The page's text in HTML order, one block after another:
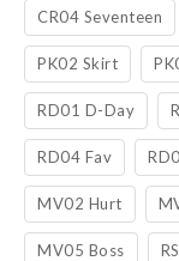
CR04 Seventeen
PK02 Skirt
RD01 D-Day
RD04 Fav
MV02 Hurt
MV05 Boss